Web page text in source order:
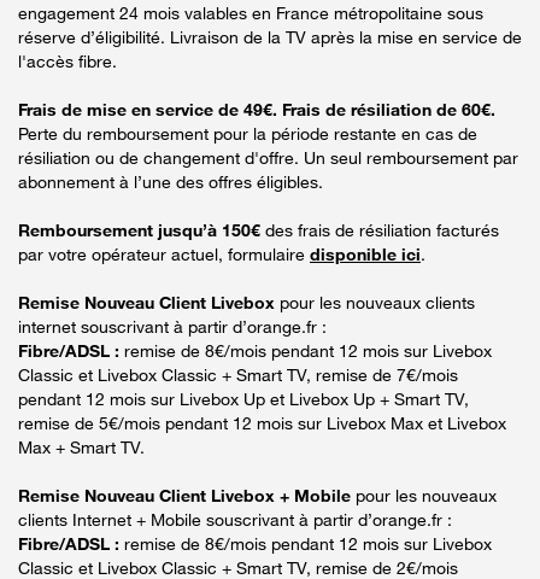
engagement 24 mois valables en France métropolitaine sous
réserve d’éligibilité. Livraison de la TV après la mise en service de
l'accès fibre.
Frais de mise en service de 49€. Frais de résiliation de 60€.
Perte du remboursement pour la période restante en cas de
résiliation ou de changement d'offre. Un seul remboursement par
abonnement à l’une des offres éligibles.
Remboursement jusqu’à 150€ des frais de résiliation facturés
par votre opérateur actuel, formulaire disponible ici.
Remise Nouveau Client Livebox pour les nouveaux clients
internet souscrivant à partir d’orange.fr :
Fibre/ADSL : remise de 8€/mois pendant 12 mois sur Livebox
Classic et Livebox Classic + Smart TV, remise de 7€/mois
pendant 12 mois sur Livebox Up et Livebox Up + Smart TV,
remise de 5€/mois pendant 12 mois sur Livebox Max et Livebox
Max + Smart TV.
Remise Nouveau Client Livebox + Mobile pour les nouveaux
clients Internet + Mobile souscrivant à partir d’orange.fr :
Fibre/ADSL : remise de 8€/mois pendant 12 mois sur Livebox
Classic et Livebox Classic + Smart TV, remise de 2€/mois